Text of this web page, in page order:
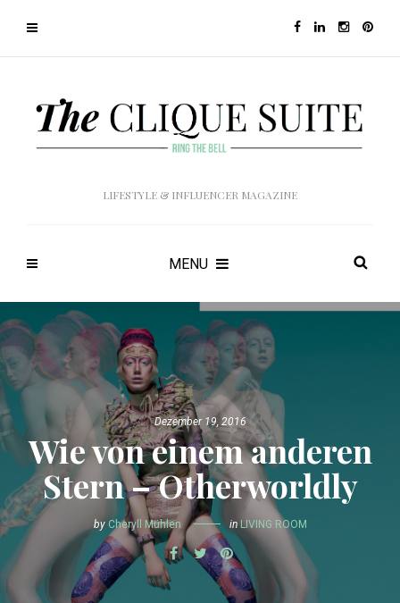
LIFESTYLE & INFLUENCER MAGAZINE
MENU
Dezember 19, 2016
Wie von einem anderen
Stern – Otherworldly
byCheryll Mühlen inLIVING ROOM